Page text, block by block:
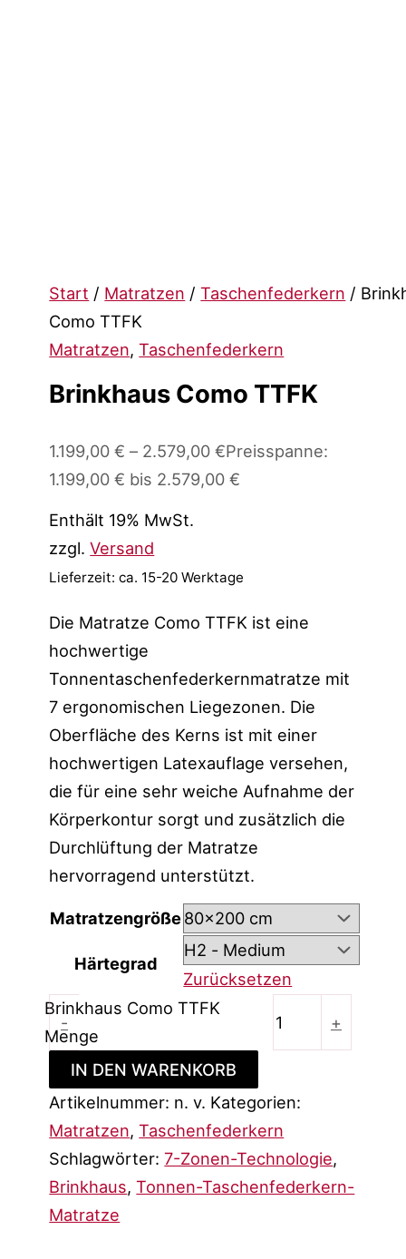
Start / Matratzen /Taschenfederkern /
Como TTFK
Matratzen,Taschenfederkern
Brinkhaus Como TTFK
1.199,00€ – 2.579,00€Preisspanne:
1.199,00 € bis 2.579,00 €
Enthält 19% MwSt.
zzgl.Versand
Lieferzeit: ca. 15-20 Werktage
Die Matratze Como TTFK ist eine
hochwertige
Tonnentaschenfederkernmatratze mit
7 ergonomischen Liegezonen. Die
Oberfläche des Kerns ist mit einer
hochwertigen Latexauflage versehen,
die für eine sehr weiche Aufnahme der
Körperkontur sorgt und zusätzlich die
Durchlüftung der Matratze
hervorragend unterstützt.
Matratzengröße
Härtegrad
Zurücksetzen
-
Brinkhaus Como TTFK
Menge
+
IN DEN WARENKORB
Artikelnummer: n. v. Kategorien:
Matratzen,Taschenfederkern
Schlagwörter:7-Zonen-Technologie,
Brinkhaus,Tonnen-Taschenfederkern-
Matratze